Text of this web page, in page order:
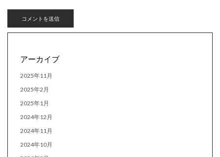
アーカイブ
2025年11月
2025年2月
2025年1月
2024年12月
2024年11月
2024年10月